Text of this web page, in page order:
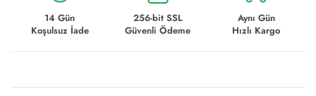
14 Gün
Koşulsuz İade
256-bit SSL
Güvenli Ödeme
Aynı Gün
Hızlı Kargo